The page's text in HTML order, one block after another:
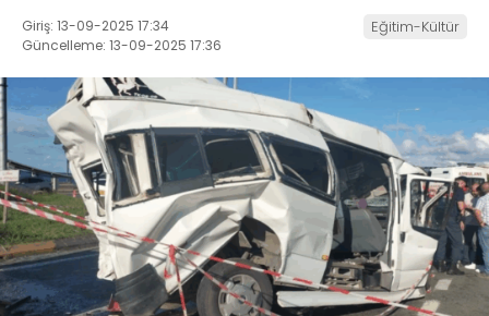
Giriş: 13-09-2025 17:34
Güncelleme: 13-09-2025 17:36
Eğitim-Kültür